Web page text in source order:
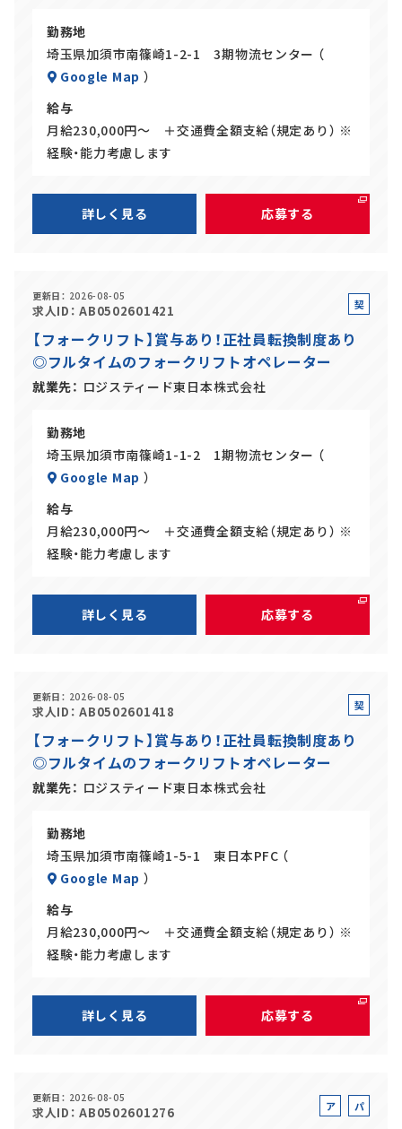
勤務地
埼玉県加須市南篠崎1-2-1 3期物流センター （
Google Map ）
給与
月給230,000円～ ＋交通費全額支給（規定あり） ※
経験・能力考慮します
詳しく見る 応募する
更新日 2026-08-05
求人ID AB0502601421
契
【フォークリフト】賞与あり！正社員転換制度あり
◎フルタイムのフォークリフトオペレーター
就業先 ロジスティード東日本株式会社
勤務地
埼玉県加須市南篠崎1-1-2 1期物流センター （
Google Map ）
給与
月給230,000円～ ＋交通費全額支給（規定あり） ※
経験・能力考慮します
詳しく見る 応募する
更新日 2026-08-05
求人ID AB0502601418
契
【フォークリフト】賞与あり！正社員転換制度あり
◎フルタイムのフォークリフトオペレーター
就業先 ロジスティード東日本株式会社
勤務地
埼玉県加須市南篠崎1-5-1 東日本PFC （
Google Map ）
給与
月給230,000円～ ＋交通費全額支給（規定あり） ※
経験・能力考慮します
詳しく見る 応募する
更新日 2026-08-05
求人ID AB0502601276
ア
パ